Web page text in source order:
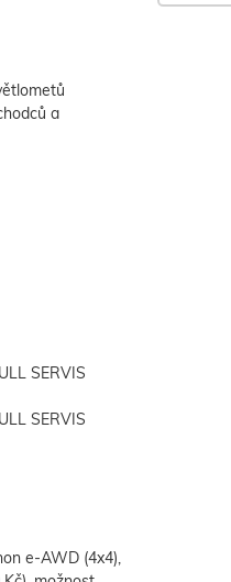
a
SERVIS
SERVIS
e-AWD (4x4),